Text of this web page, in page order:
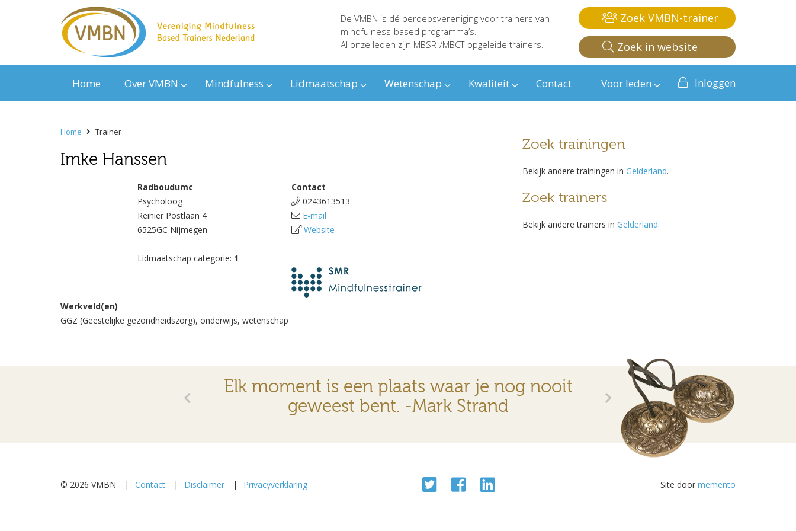
De VMBN is dé beroepsvereniging voor trainers van
mindfulness-based programma’s.
Al onze leden zijn MBSR-/MBCT-opgeleide trainers.
Zoek VMBN-trainer
Zoek in website
Home Over VMBN Mindfulness Lidmaatschap Wetenschap Kwaliteit Contact Voor leden Inloggen
Home Trainer
Imke Hanssen
Radboudumc
Psycholoog
Reinier Postlaan 4
6525GC Nijmegen
Lidmaatschap categorie: 1
Contact
0243613513
E-mail
Website
Werkveld(en)
GGZ (Geestelijke gezondheidszorg), onderwijs, wetenschap
Zoek trainingen
Bekijk andere trainingen in Gelderland.
Zoek trainers
Bekijk andere trainers in Gelderland.
Elk moment is een plaats waar je nog nooit
geweest bent. -Mark Strand
© 2026 VMBN Contact Disclaimer Privacyverklaring Site door memento